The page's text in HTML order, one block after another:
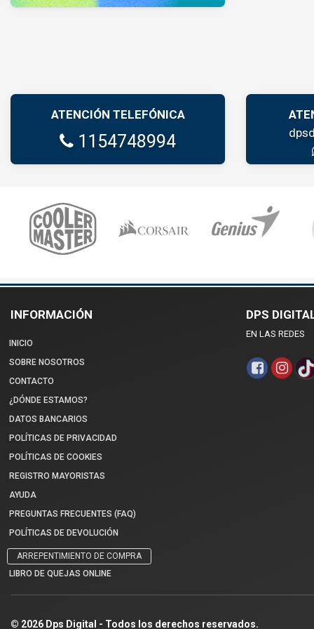
ATENCIÓN TELEFÓNICA
1154748994
INFORMACIÓN
INICIO
SOBRE NOSOTROS
CONTACTO
¿DÓNDE ESTAMOS?
DATOS BANCARIOS
POLÍTICAS DE PRIVACIDAD
POLÍTICAS DE COOKIES
REGISTRO MAYORISTAS
AYUDA
PREGUNTAS FRECUENTES (FAQ)
POLÍTICAS DE DEVOLUCIÓN
ARREPENTIMIENTO DE COMPRA
LIBRO DE QUEJAS ONLINE
DPS
EN LAS REDES
© 2026 Dps Digital - Todos los derechos reservados.